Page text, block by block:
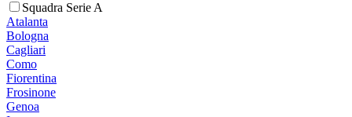
Squadra Serie A
Atalanta
Bologna
Cagliari
Como
Fiorentina
Frosinone
Genoa